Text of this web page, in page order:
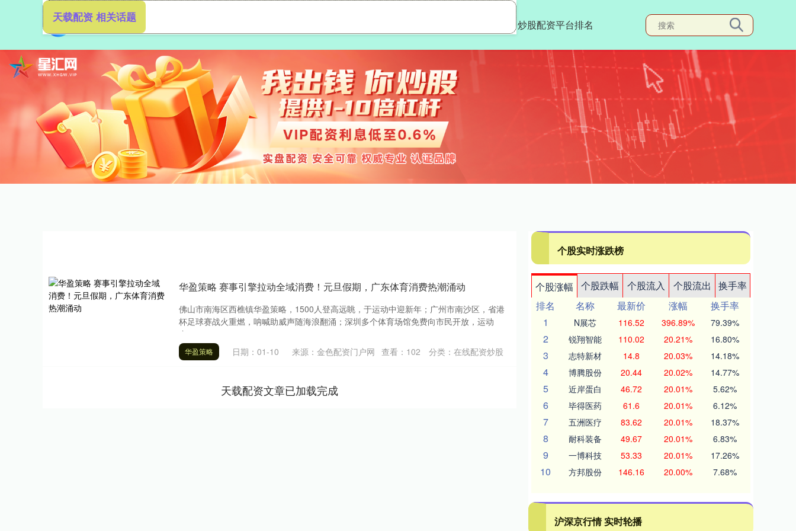
炒股配资平台排名
天载配资 相关话题
华盈策略 赛事引擎拉动全域消费！元旦假期，广东体育消费热潮涌动
佛山市南海区西樵镇华盈策略，1500人登高远眺，于运动中迎新年；广州市南沙区，省港
杯足球赛战火重燃，呐喊助威声随海浪翻涌；深圳多个体育场馆免费向市民开放，运动
身....
华盈策略 日期：01-10 来源：金色配资门户网 查看： 102 分类：在线配资炒股
天载配资文章已加载完成
个股实时涨跌榜
个股涨幅 个股跌幅 个股流入 个股流出
换手率
排名
名称 最新价 涨幅
换手率
1
N展芯 116.52 396.89% 79.39%
2 锐翔智能 110.02 20.21% 16.80%
3 志特新材 14.8 20.03% 14.18%
4 博腾股份 20.44 20.02% 14.77%
5 近岸蛋白 46.72 20.01% 5.62%
6 毕得医药 61.6 20.01% 6.12%
7 五洲医疗 83.62 20.01% 18.37%
8 耐科装备 49.67 20.01% 6.83%
9 一博科技 53.33 20.01% 17.26%
10 方邦股份 146.16 20.00% 7.68%
沪深京行情 实时轮播